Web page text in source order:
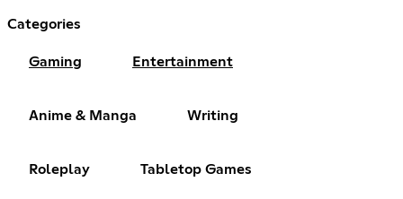
Categories
Gaming Entertainment
Anime & Manga Writing
Roleplay Tabletop Games